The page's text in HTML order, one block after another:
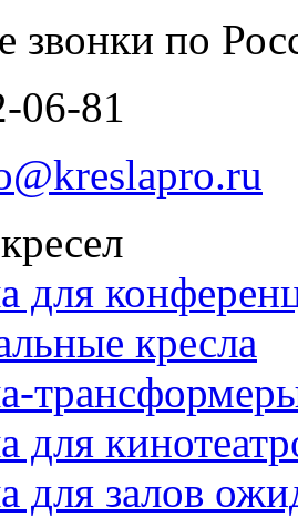
звонки по
06-81
для
кресла
для
для залов